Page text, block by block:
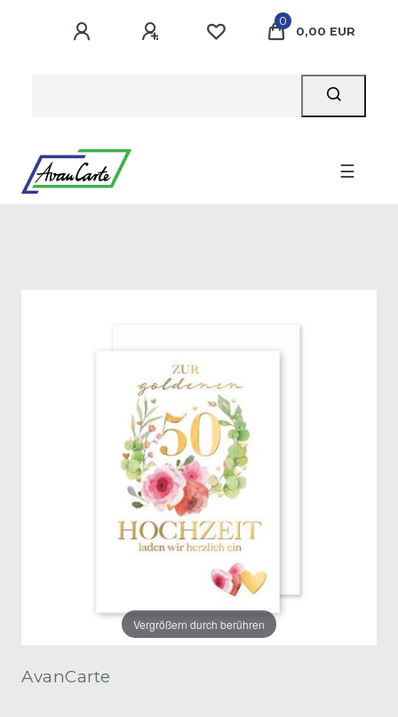
0
0,00 EUR
☰
Vergrößern durch berühren
AvanCarte